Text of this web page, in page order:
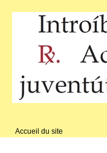
Accueil du site